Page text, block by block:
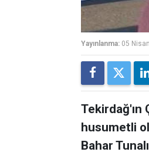
Yayınlanma: 05
Tekirdağ'ın
husumetli
Bahar